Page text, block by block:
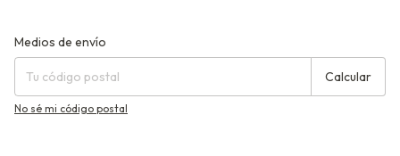
Entregas para el CP:
Medios de envío
Calcular
No sé mi código postal